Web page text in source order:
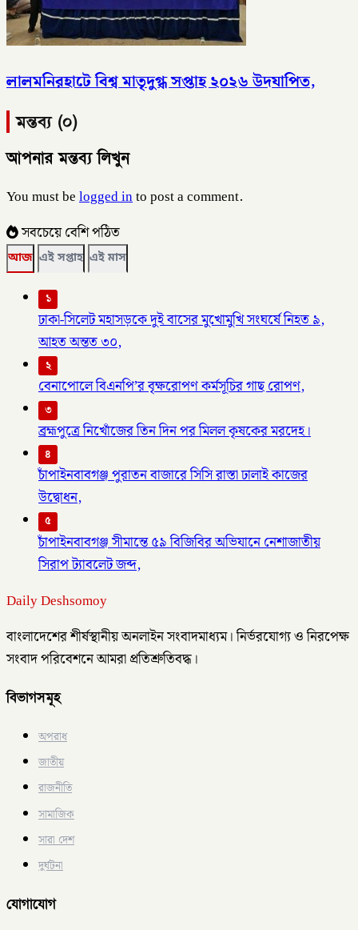
লালমনিরহাটে বিশ্ব মাতৃদুগ্ধ সপ্তাহ ২০২৬ উদযাপিত,
মন্তব্য (০)
আপনার মন্তব্য লিখুন
You must belogged into post a comment.
সবচেয়ে বেশি পঠিত
আজ এই সপ্তাহ এই মাস
১
ঢাকা-সিলেট মহাসড়কে দুই বাসের মুখোমুখি সংঘর্ষে নিহত ৯,
আহত অন্তত ৩০,
২
বেনাপোলে বিএনপি’র বৃক্ষরোপণ কর্মসূচির গাছ রোপণ,
৩
ব্রহ্মপুত্রে নিখোঁজের তিন দিন পর মিলল কৃষকের মরদেহ।
৪
চাঁপাইনবাবগঞ্জ পুরাতন বাজারে সিসি রাস্তা ঢালাই কাজের
উদ্বোধন,
৫
চাঁপাইনবাবগঞ্জ সীমান্তে ৫৯ বিজিবির অভিযানে নেশাজাতীয়
সিরাপ ট্যাবলেট জব্দ,
Daily Deshsomoy
বাংলাদেশের শীর্ষস্থানীয় অনলাইন সংবাদমাধ্যম। নির্ভরযোগ্য ও নিরপেক্ষ
সংবাদ পরিবেশনে আমরা প্রতিশ্রুতিবদ্ধ।
বিভাগসমূহ
অপরাধ
জাতীয়
রাজনীতি
সামাজিক
সারা দেশ
দুর্ঘটনা
যোগাযোগ